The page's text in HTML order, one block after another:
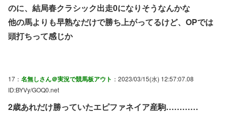
のに、結局春クラシック出走0になりそうなんかな
他の馬よりも早熟なだけで勝ち上がってるけど、OPでは
頭打ちって感じか
17： 名無しさん＠実況で競馬板アウト ：2023/03/15(水) 12:57:07.08
ID:BYVy/GOQ0.net
2歳あれだけ勝っていたエピファネイア産駒…………